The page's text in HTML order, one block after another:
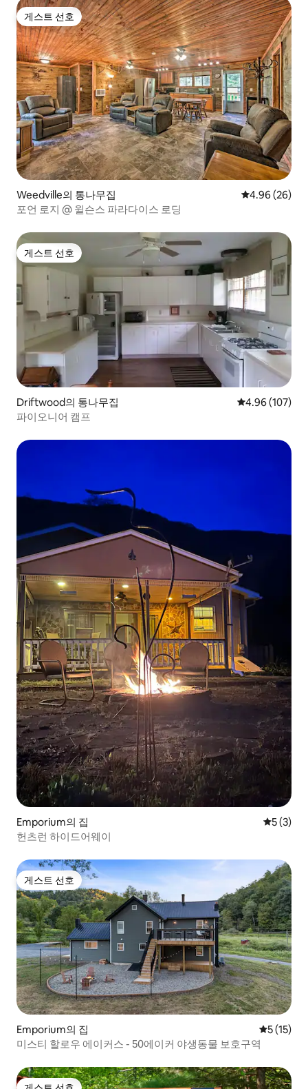
게스트 선호
게스트 선호
Weedville의 통나무집 평점 4.96점(5
4.96 (26)
포언 로지 @ 윌슨스 파라다이스 로딩
게스트 선호
게스트 선호
Driftwood의 통나무집 평점 4.96점(5
4.96 (107)
파이오니어 캠프
Emporium의 집 평점 5점
5 (3)
헌츠런 하이드어웨이
게스트 선호
게스트 선호
Emporium의 집 평점 5점
5 (15)
미스티 할로우 에이커스 - 50에이커 야생동물 보호구역